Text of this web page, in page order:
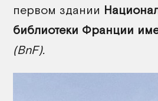
первом здании
библиотеки Франции
(BnF).